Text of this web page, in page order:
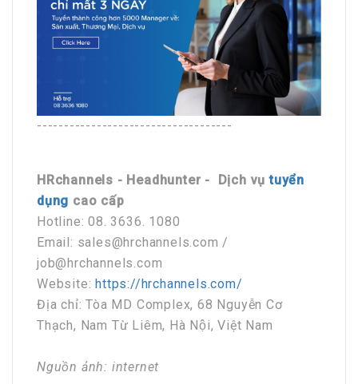
------------------------------------
HRchannels - Headhunter - Dịch vụtuyển
dụng cao cấp
Hotline: 08. 3636. 1080
Email: sales@hrchannels.com /
job@hrchannels.com
Website:https://hrchannels.com/
Địa chỉ: Tòa MD Complex, 68 Nguyễn Cơ
Thạch, Nam Từ Liêm, Hà Nội, Việt Nam
Nguồn ảnh: internet